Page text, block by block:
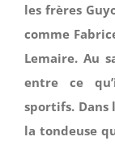
les frères
comme
Lemaire. Au
entre ce
sportifs. Dans
la tondeuse